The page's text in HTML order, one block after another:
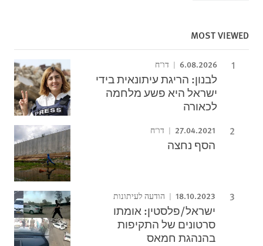
MOST VIEWED
6.08.2026 דו"ח
לבנון: הריגת עיתונאית בידי
ישראל היא פשע מלחמה
לכאורה
27.04.2021 דו"ח
הסף נחצה
18.10.2023 הודעה לעיתונות
ישראל/פלסטין: אומתו
סרטונים של התקיפות
בהנהגת חמאס